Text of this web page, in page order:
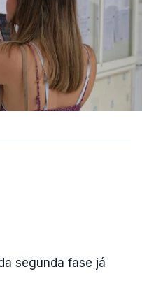
segunda fase já